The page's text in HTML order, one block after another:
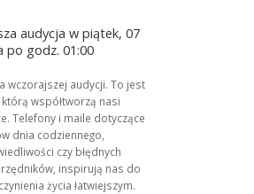
audycja w piątek, 07
po godz. 01:00
wczorajszej audycji. To jest
współtworzą nasi
Telefony i maile dotyczące
dnia codziennego,
czy błędnych
inspirują nas do
życia łatwiejszym.